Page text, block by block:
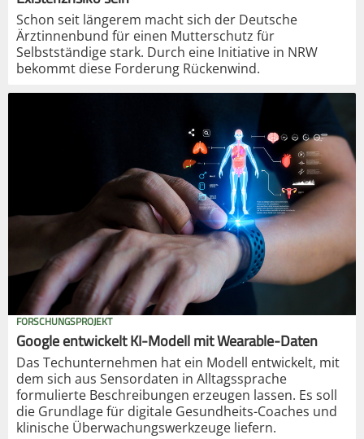
Schon seit längerem macht sich der Deutsche
Ärztinnenbund für einen Mutterschutz für
Selbstständige stark. Durch eine Initiative in NRW
bekommt diese Forderung Rückenwind.
FORSCHUNGSPROJEKT
Google entwickelt KI-Modell mit Wearable-Daten
Das Techunternehmen hat ein Modell entwickelt, mit
dem sich aus Sensordaten in Alltagssprache
formulierte Beschreibungen erzeugen lassen. Es soll
die Grundlage für digitale Gesundheits-Coaches und
klinische Überwachungswerkzeuge liefern.